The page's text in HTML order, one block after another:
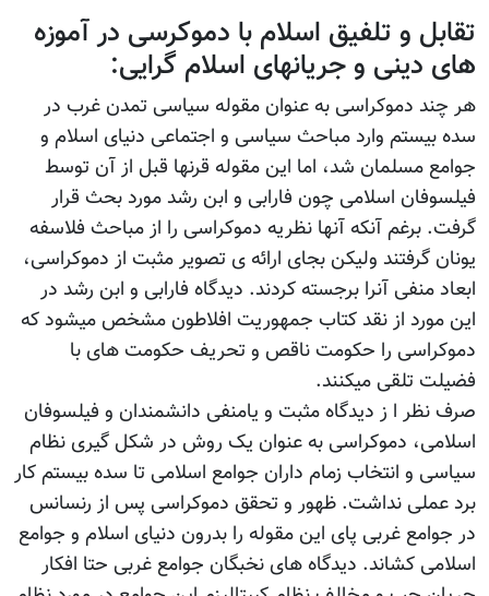
تقابل و تلفیق اسلام با دموکرسی در آموزه
های دینی و جریانهای اسلام گرایی:
هر چند دموکراسی به عنوان مقوله سیاسی تمدن غرب در
سده بیستم وارد مباحث سیاسی و اجتماعی دنیای اسلام و
جوامع مسلمان شد، اما این مقوله قرنها قبل از آن توسط
فیلسوفان اسلامی چون فارابی و ابن رشد مورد بحث قرار
گرفت. برغم آنکه آنها نظریه دموکراسی را از مباحث فلاسفه
یونان گرفتند ولیکن بجای ارائه ی تصویر مثبت از دموکراسی،
ابعاد منفی آنرا برجسته کردند. دیدگاه فارابی و ابن رشد در
این مورد از نقد کتاب جمهوریت افلاطون مشخص میشود که
دموکراسی را حکومت ناقص و تحریف حکومت های با
فضیلت تلقی میکنند.
صرف نظر ا ز دیدگاه مثبت و یامنفی دانشمندان و فیلسوفان
اسلامی، دموکراسی به عنوان یک روش در شکل گیری نظام
سیاسی و انتخاب زمام داران جوامع اسلامی تا سده بیستم کار
برد عملی نداشت. ظهور و تحقق دموکراسی پس از رنسانس
در جوامع غربی پای این مقوله را بدرون دنیای اسلام و جوامع
اسلامی کشاند. دیدگاه های نخبگان جوامع غربی حتا افکار